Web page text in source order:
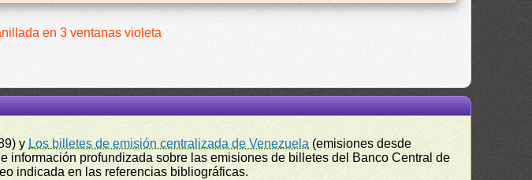
en 3 ventanas violeta
y Los billetes de emisión centralizada de Venezuela (emisiones desde
profundizada sobre las emisiones de billetes del Banco Central de
indicada en las referencias bibliográficas.